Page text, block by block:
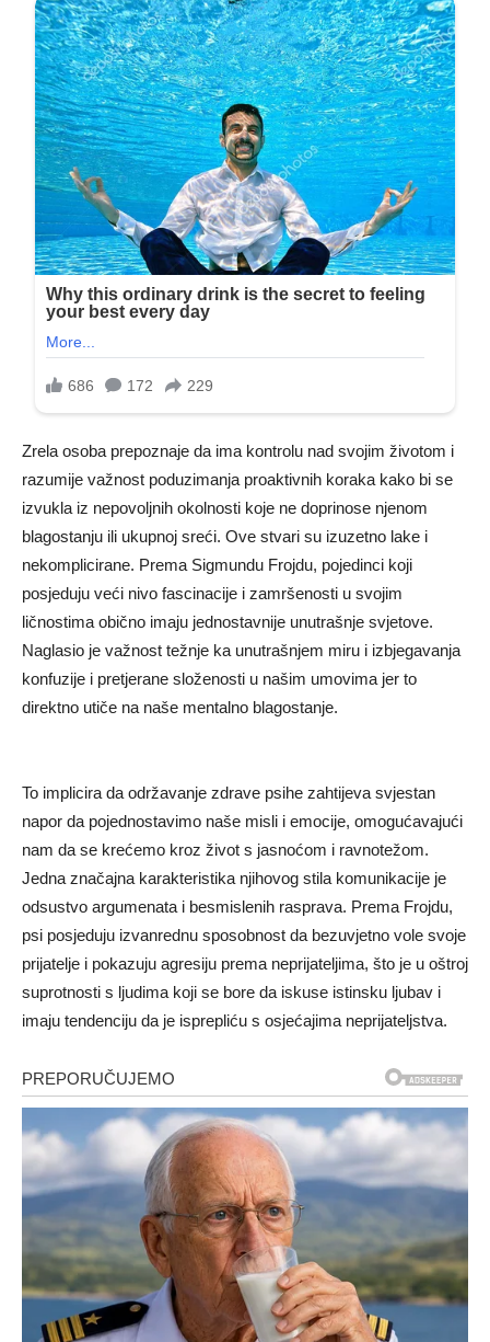
Zrela osoba prepoznaje da ima kontrolu nad svojim životom i
razumije važnost poduzimanja proaktivnih koraka kako bi se
izvukla iz nepovoljnih okolnosti koje ne doprinose njenom
blagostanju ili ukupnoj sreći. Ove stvari su izuzetno lake i
nekomplicirane. Prema Sigmundu Frojdu, pojedinci koji
posjeduju veći nivo fascinacije i zamršenosti u svojim
ličnostima obično imaju jednostavnije unutrašnje svjetove.
Naglasio je važnost težnje ka unutrašnjem miru i izbjegavanja
konfuzije i pretjerane složenosti u našim umovima jer to
direktno utiče na naše mentalno blagostanje.
To implicira da održavanje zdrave psihe zahtijeva svjestan
napor da pojednostavimo naše misli i emocije, omogućavajući
nam da se krećemo kroz život s jasnoćom i ravnotežom.
Jedna značajna karakteristika njihovog stila komunikacije je
odsustvo argumenata i besmislenih rasprava. Prema Frojdu,
psi posjeduju izvanrednu sposobnost da bezuvjetno vole svoje
prijatelje i pokazuju agresiju prema neprijateljima, što je u oštroj
suprotnosti s ljudima koji se bore da iskuse istinsku ljubav i
imaju tendenciju da je isprepliću s osjećajima neprijateljstva.